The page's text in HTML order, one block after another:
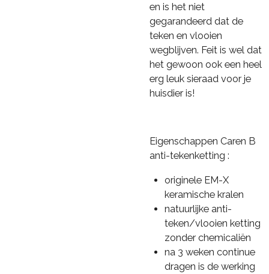
en is het niet
gegarandeerd dat de
teken en vlooien
wegblijven. Feit is wel dat
het gewoon ook een heel
erg leuk sieraad voor je
huisdier is!
Eigenschappen Caren B
anti-tekenketting :
originele EM-X
keramische kralen
natuurlijke anti-
teken/vlooien ketting
zonder chemicaliën
na 3 weken continue
dragen is de werking